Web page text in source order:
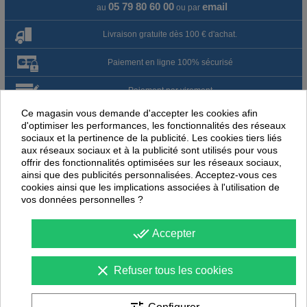
au 05 79 80 60 00ou par email
Livraison gratuite dès 100 € d'achat.
Paiement en ligne 100% sécurisé
Paiement par virement
Satisfait ou remboursé jusqu'à 60 jours
NOUS PENSONS QUE CES ARTICLES
PEUVENT ÉGALEMENT VOUS INTÉRESSER
PROMOTION
-40%
Ce magasin vous demande d'accepter les cookies afin
d'optimiser les performances, les fonctionnalités des réseaux
sociaux et la pertinence de la publicité. Les cookies tiers liés
aux réseaux sociaux et à la publicité sont utilisés pour vous
offrir des fonctionnalités optimisées sur les réseaux sociaux,
ainsi que des publicités personnalisées. Acceptez-vous ces
cookies ainsi que les implications associées à l'utilisation de
vos données personnelles ?
done_all Accepter
clear Refuser tous les cookies